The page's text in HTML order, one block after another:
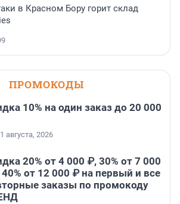
в Красном Бору горит склад
ПРОМОКОДЫ
10% на один заказ до 20 000
августа, 2026
20% от 4 000 ₽, 30% от 7 000
от 12 000 ₽ на первый и все
заказы по промокоду